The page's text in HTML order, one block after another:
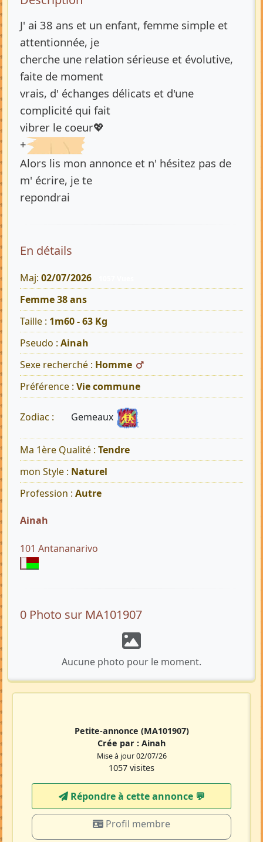
J' ai 38 ans et un enfant, femme simple et
attentionnée, je
cherche une relation sérieuse et évolutive,
faite de moment
vrais, d' échanges délicats et d'une
complicité qui fait
vibrer le coeur💖
+
Alors lis mon annonce et n' hésitez pas de
m' écrire, je te
repondrai
En détails
Maj: 02/07/2026
Femme 38 ans
Taille : 1m60 - 63 Kg
Pseudo : Ainah
Sexe recherché : Homme
Préférence : Vie commune
Zodiac : Gemeaux
Ma 1ère Qualité : Tendre
mon Style : Naturel
Profession : Autre
Ainah
101 Antananarivo
0 Photo sur MA101907
Aucune photo pour le moment.
Petite-annonce (MA101907)
Crée par : Ainah
Mise à jour 02/07/26
1057 visites
Répondre à cette annonce 💬​
Profil membre